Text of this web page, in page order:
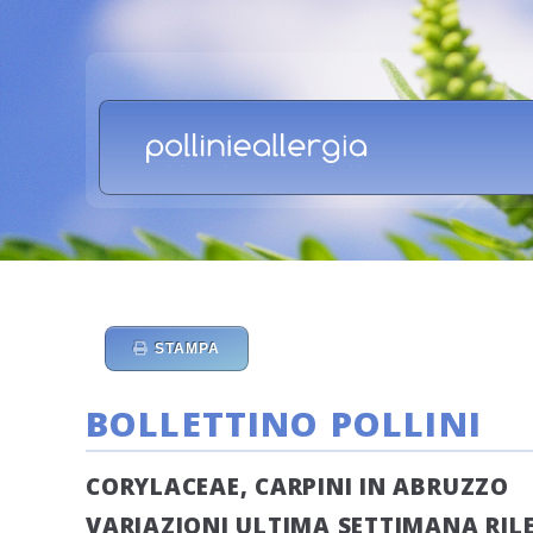
STAMPA
BOLLETTINO POLLINI
CORYLACEAE, CARPINI IN ABRUZZO
VARIAZIONI ULTIMA SETTIMANA